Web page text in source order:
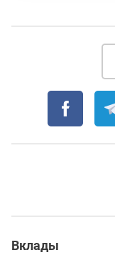
Вклады